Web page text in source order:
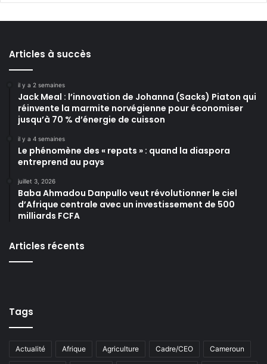
Articles à succès
il y a 2 semaines
Jack Meal : l’innovation de Johanna (Sacks) Piaton qui
réinvente la marmite norvégienne pour économiser
jusqu’à 70 % d’énergie de cuisson
il y a 4 semaines
Le phénomène des « repats » : quand la diaspora
entreprend au pays
juillet 3, 2026
Baba Ahmadou Danpullo veut révolutionner le ciel
d’Afrique centrale avec un investissement de 500
milliards FCFA
Articles récents
Tags
Actualité Afrique Agriculture Cadre/CEO Cameroun